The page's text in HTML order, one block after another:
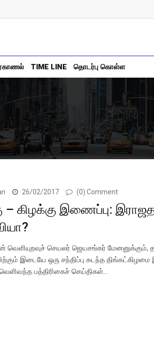
TIME LINE தொடர்பு கொள்ள
26/02/2017 (0) Comment
– கிழக்கு இணைப்பு:
வெளியுறவுச் செயலர் ஜெயசங்கர் மேனனுக்கும்,
இடையே ஒரு சந்திப்பு கடந்த திங்கட்கிழமை
பத்திரிகைச் செய்திகள்…